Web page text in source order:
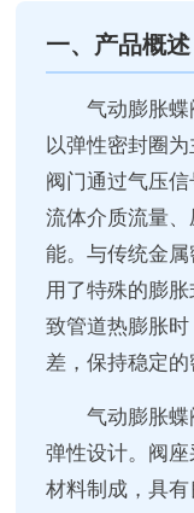
一、产品概述
气动膨胀蝶
以弹性密封圈
阀门通过气压
流体介质流量
能。与传统金
用了特殊的膨
致管道热膨胀
差，保持稳定的
气动膨胀
弹性设计。阀
材料制成，具